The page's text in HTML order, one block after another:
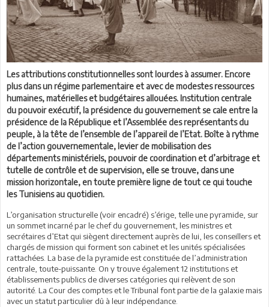
Les attributions constitutionnelles sont lourdes à assumer. Encore
plus dans un régime parlementaire et avec de modestes ressources
humaines, matérielles et budgétaires allouées. Institution centrale
du pouvoir exécutif, la présidence du gouvernement se cale entre la
présidence de la République et l’Assemblée des représentants du
peuple, à la tête de l’ensemble de l’appareil de l’Etat. Boîte à rythme
de l’action gouvernementale, levier de mobilisation des
départements ministériels, pouvoir de coordination et d’arbitrage et
tutelle de contrôle et de supervision, elle se trouve, dans une
mission horizontale, en toute première ligne de tout ce qui touche
les Tunisiens au quotidien.
L’organisation structurelle (voir encadré) s’érige, telle une pyramide, sur
un sommet incarné par le chef du gouvernement, les ministres et
secrétaires d’Etat qui siègent directement auprès de lui, les conseillers et
chargés de mission qui forment son cabinet et les unités spécialisées
rattachées. La base de la pyramide est constituée de l’administration
centrale, toute-puissante. On y trouve également 12 institutions et
établissements publics de diverses catégories qui relèvent de son
autorité. La Cour des comptes et le Tribunal font partie de la galaxie mais
avec un statut particulier dû à leur indépendance.